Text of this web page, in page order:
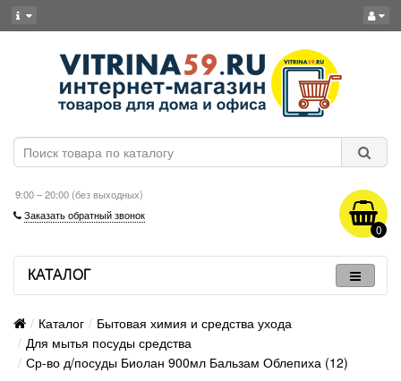
9:00 – 20:00 (без выходных)
Заказать обратный звонок
0
КАТАЛОГ
Каталог
Бытовая химия и средства ухода
Для мытья посуды средства
Ср-во д/посуды Биолан 900мл Бальзам Облепиха (12)